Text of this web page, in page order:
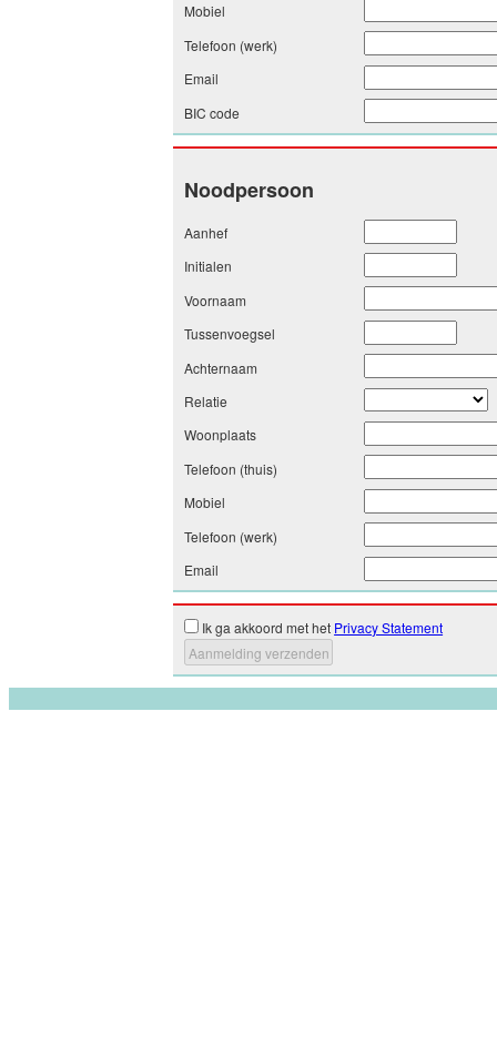
Mobiel
Telefoon (werk)
Email
BIC code
Noodpersoon
Aanhef
Initialen
Voornaam
Tussenvoegsel
Achternaam
Relatie
Woonplaats
Telefoon (thuis)
Mobiel
Telefoon (werk)
Email
Ik ga akkoord met het Privacy Statement